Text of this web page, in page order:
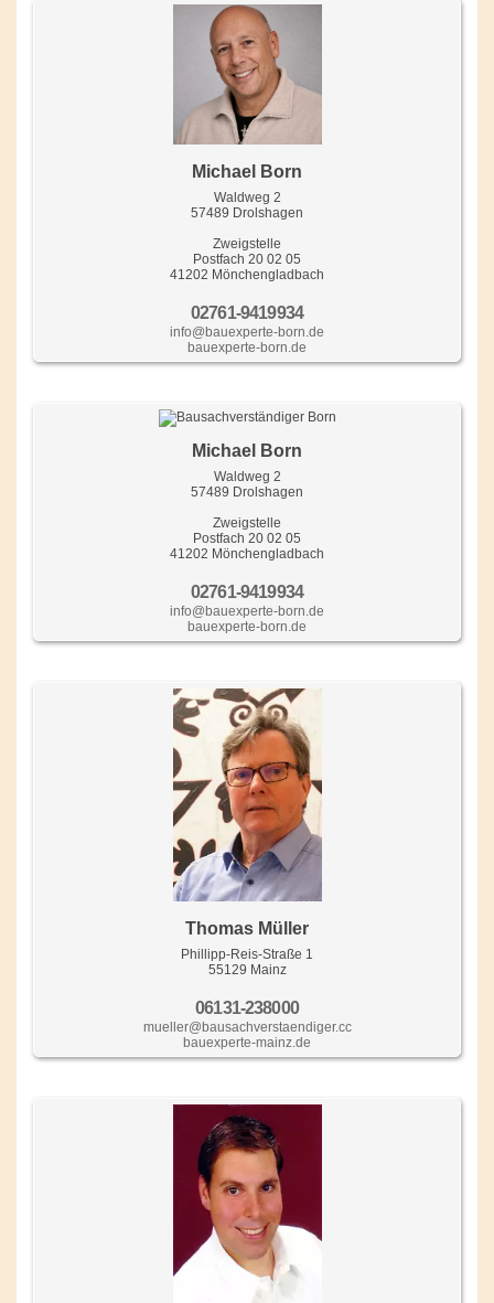
Michael Born
Waldweg 2
57489 Drolshagen
Zweigstelle
Postfach 20 02 05
41202 Mönchengladbach
02761-9419934
info@bauexperte-born.de
bauexperte-born.de
Michael Born
Waldweg 2
57489 Drolshagen
Zweigstelle
Postfach 20 02 05
41202 Mönchengladbach
02761-9419934
info@bauexperte-born.de
bauexperte-born.de
Thomas Müller
Phillipp-Reis-Straße 1
55129 Mainz
06131-238000
mueller@bausachverstaendiger.cc
bauexperte-mainz.de